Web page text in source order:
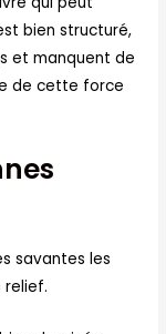
bien structuré,
et manquent de
de cette force
savantes les
relief.